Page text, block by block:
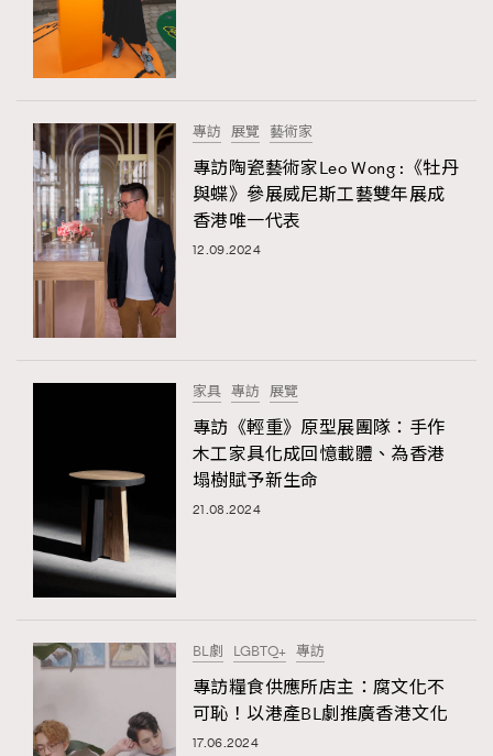
專訪 展覽 藝術家
專訪陶瓷藝術家Leo Wong :《牡丹
與蝶》參展威尼斯工藝雙年展成
香港唯一代表
12.09.2024
家具 專訪 展覽
專訪《輕重》原型展團隊：手作
木工家具化成回憶載體、為香港
塌樹賦予新生命
21.08.2024
BL劇 LGBTQ+ 專訪
專訪糧食供應所店主：腐文化不
可恥！以港產BL劇推廣香港文化
17.06.2024